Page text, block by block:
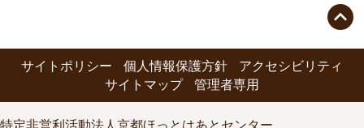

サイトポリシー 個人情報保護方針
アクセシビリティ
サイトマップ
管理者専用